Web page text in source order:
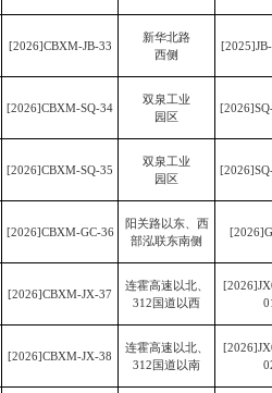
[2026]CBXM-JB-33
新华北路
西侧
[2026]CBXM-SQ-34
双泉工业
园区
[2026]CBXM-SQ-35
双泉工业
园区
[2026]CBXM-GC-36
阳关路以东、西
部泓联东南侧
[2026]CBXM-JX-37
连霍高速以北、
312国道以西
[2026]CBXM-JX-38
连霍高速以北、
312国道以南